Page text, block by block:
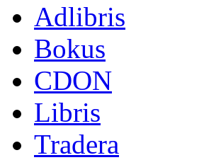
Adlibris
Bokus
CDON
Libris
Tradera